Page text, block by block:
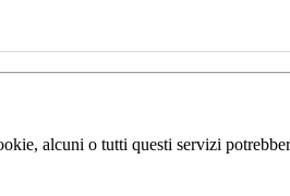
alcuni o tutti questi servizi